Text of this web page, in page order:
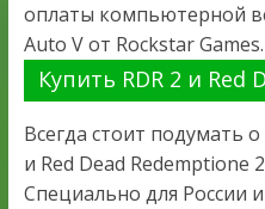
оплаты компьютерной
Auto V от Rockstar Games.
Купить RDR 2 и Red
Всегда стоит подумать
и Red Dead Redemptione
Специально для России